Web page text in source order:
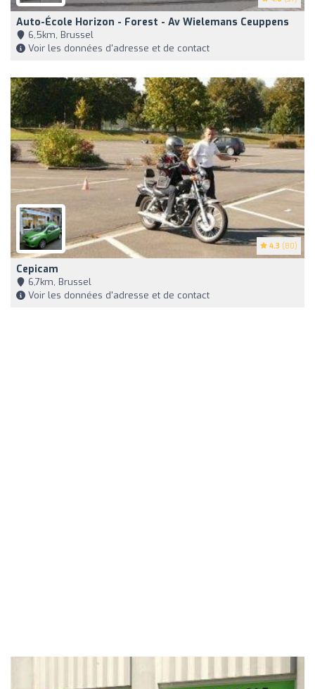
Auto-École Horizon - Forest - Av Wielemans Ceuppens
6,5km, Brussel
Voir les données d'adresse et de contact
4.3 (80)
Cepicam
6,7km, Brussel
Voir les données d'adresse et de contact